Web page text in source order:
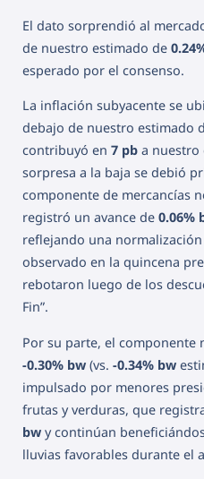
El dato sorprendió al
de nuestro estimado de
esperado por el consenso.
La inflación subyacente se
debajo de nuestro estimado
contribuyó en 7 pb a nuestro
sorpresa a la baja se debió
componente de mercancías
registró un avance de 0.06%
reflejando una
observado en la quincena
rebotaron luego de los
Fin”.
Por su parte, el componente
-0.30% bw (vs. -0.34% bw
impulsado por menores
frutas y verduras, que
bw y continúan
lluvias favorables durante el